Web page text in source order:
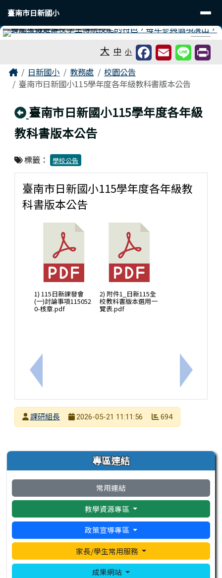
臺南市日新國小
導覽列
臺南市日新國小
⏸
大 中 小
主內容區域
Home日新國小 教務處
校園公告
臺南市日新國小115學年度各年級教科書版本公告
回上頁
臺南市日新國小115學年度各年級
教科書版本公告
標籤： 學校公告
上一筆：臺南市仁德科技中心辦理114學年度第2學
臺南市日新國小115學年度各年級教
科書版本公告
1) 115日新課發會
(一)討論事項115052
0-核章.pdf
2) 附件1_日新115全
校教科書版本選用一
覽表.pdf
下一筆：
發布者
課研組長
2026-05-21 11:11:56 694
左邊區域內容 專區連結
常用連結
教學資源專區
政策宣導專區
家長/學生常用服務
成果網站
頁尾區域